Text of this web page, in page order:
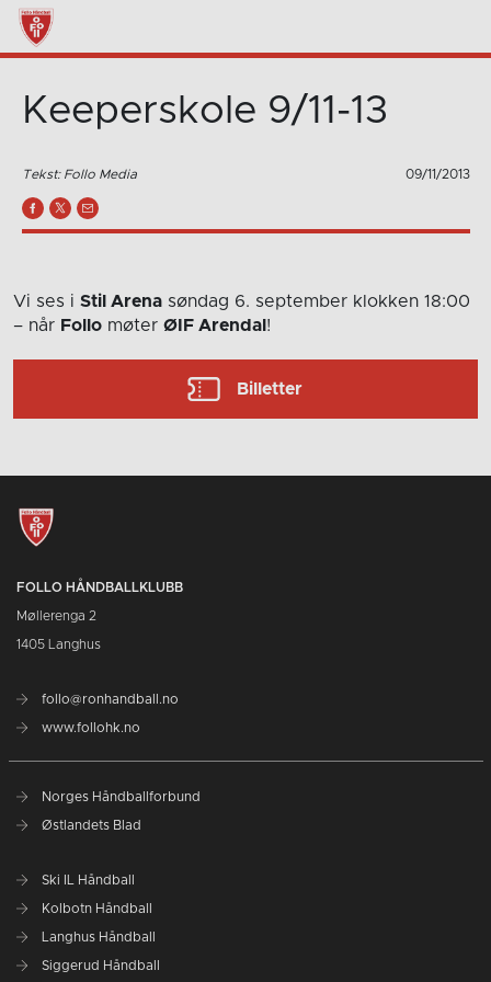
Keeperskole 9/11-13
Tekst: Follo Media 09/11/2013
Vi ses i Stil Arena søndag 6. september klokken 18:00
– når Follo møter ØIF Arendal !
Billetter
FOLLO HÅNDBALLKLUBB
Møllerenga 2
1405 Langhus
follo@ronhandball.no
www.follohk.no
Norges Håndballforbund
Østlandets Blad
Ski IL Håndball
Kolbotn Håndball
Langhus Håndball
Siggerud Håndball